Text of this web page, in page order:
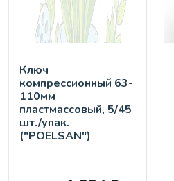
Ключ
компрессионный 63-
110мм
пластмассовый, 5/45
шт./упак.
("POELSAN")